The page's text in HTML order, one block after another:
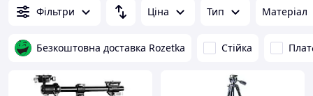
Фільтри Ціна Тип Матеріал
Безкоштовна доставка Rozetka Стійка